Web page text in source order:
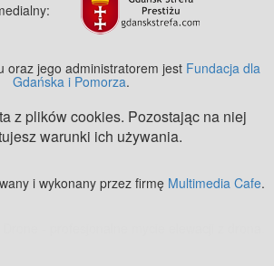
oraz jego administratorem jest Fundacja dla
Gdańska i Pomorza.
z plików cookies. Pozostając na niej
warunki ich używania.
i wykonany przez firmę Multimedia Cafe.